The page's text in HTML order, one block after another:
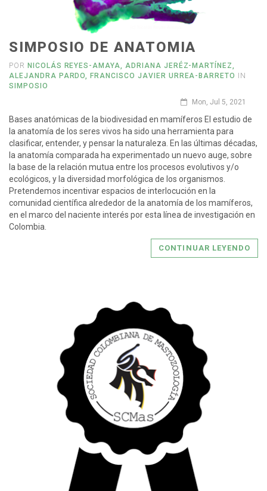
SIMPOSIO DE ANATOMIA
POR NICOLÁS REYES-AMAYA, ADRIANA JERÉZ-MARTÍNEZ,
ALEJANDRA PARDO, FRANCISCO JAVIER URREA-BARRETO IN
SIMPOSIO
Mon, Jul 5, 2021
Bases anatómicas de la biodivesidad en mamíferos El estudio de
la anatomía de los seres vivos ha sido una herramienta para
clasificar, entender, y pensar la naturaleza. En las últimas décadas,
la anatomía comparada ha experimentado un nuevo auge, sobre
la base de la relación mutua entre los procesos evolutivos y/o
ecológicos, y la diversidad morfológica de los organismos.
Pretendemos incentivar espacios de interlocución en la
comunidad científica alrededor de la anatomía de los mamíferos,
en el marco del naciente interés por esta línea de investigación en
Colombia.
CONTINUAR LEYENDO